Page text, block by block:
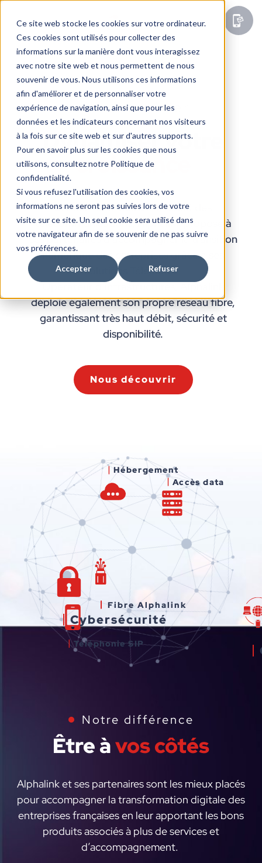
Ce site web stocke les cookies sur votre ordinateur.
Ces cookies sont utilisés pour collecter des
informations sur la manière dont vous interagissez
avec notre site web et nous permettent de nous
souvenir de vous. Nous utilisons ces informations
afin d'améliorer et de personnaliser votre
expérience de navigation, ainsi que pour les
données et les indicateurs concernant nos visiteurs
à la fois sur ce site web et sur d'autres supports.
Pour en savoir plus sur les cookies que nous
utilisons, consultez notre Politique de
confidentialité.
Si vous refusez l'utilisation des cookies, vos
informations ne seront pas suivies lors de votre
visite sur ce site. Un seul cookie sera utilisé dans
votre navigateur afin de se souvenir de ne pas suivre
vos préférences.
Accepter Refuser
Notre métier
Dynamiser votre
croissance
Leader sur le marché indirect des
télécommunications, Alphalink propose à
ses partenaires d’accompagner la transition
numérique des entreprises grâce à ses
solutions Télécoms.
Opérateur d’infrastructures, Alphalink
déploie également son propre réseau fibre,
garantissant très haut débit, sécurité et
disponibilité.
Nous découvrir
Fibre Alphalink
Accès data
Téléphonie SIP
Cybersécurité
Hébergement
Notre différence
Être àvos côtés
Alphalink et ses partenaires sont les mieux placés
pour accompagner la transformation digitale des
entreprises françaises en leur apportant les bons
produits associés à plus de services et
d’accompagnement.